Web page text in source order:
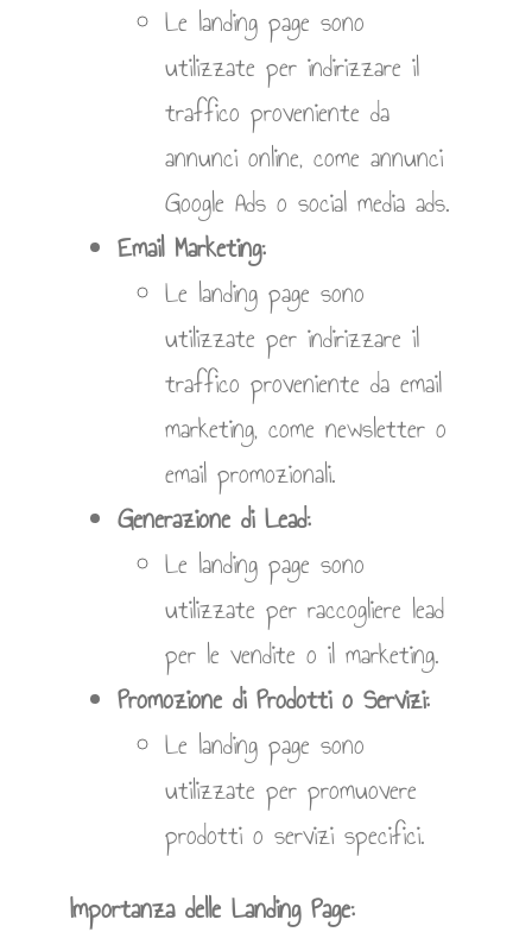
Le landing page sono
utilizzate per indirizzare il
traffico proveniente da
annunci online, come annunci
Google Ads o social media ads.
Email Marketing:
Le landing page sono
utilizzate per indirizzare il
traffico proveniente da email
marketing, come newsletter o
email promozionali.
Generazione di Lead:
Le landing page sono
utilizzate per raccogliere lead
per le vendite o il marketing.
Promozione di Prodotti o Servizi:
Le landing page sono
utilizzate per promuovere
prodotti o servizi specifici.
Importanza delle Landing Page: